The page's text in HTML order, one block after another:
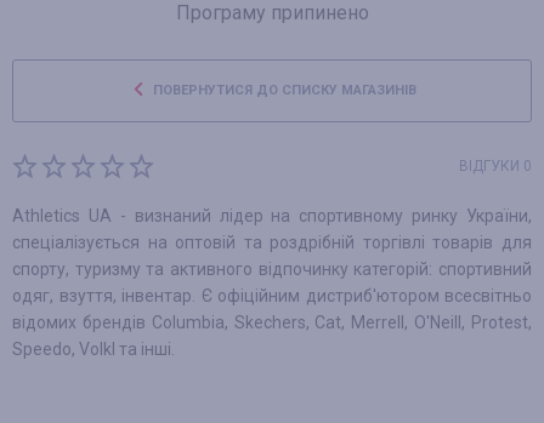
Програму припинено
ПОВЕРНУТИСЯ ДО СПИСКУ МАГАЗИНІВ
ВІДГУКИ 0
Athletics UA - визнаний лідер на спортивному ринку України,
спеціалізується на оптовій та роздрібній торгівлі товарів для
спорту, туризму та активного відпочинку категорій: спортивний
одяг, взуття, інвентар. Є офіційним дистриб'ютором всесвітньо
відомих брендів Columbia, Skechers, Cat, Merrell, O'Neill, Protest,
Speedo, Volkl та інші.